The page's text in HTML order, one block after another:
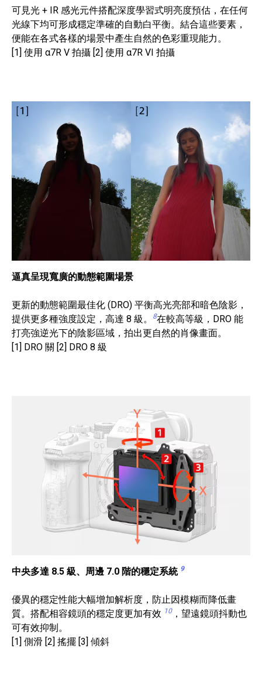
可見光 + IR 感光元件搭配深度學習式明亮度預估，在任何
光線下均可形成穩定準確的自動白平衡。結合這些要素，
便能在各式各樣的場景中產生自然的色彩重現能力。
[1] 使用 α7R V 拍攝 [2] 使用 α7R VI 拍攝
逼真呈現寬廣的動態範圍場景
更新的動態範圍最佳化 (DRO) 平衡高光亮部和暗色陰影，
提供更多種強度設定，高達 8 級。
8在較高等級，DRO 能
打亮強逆光下的陰影區域，拍出更自然的肖像畫面。
[1] DRO 關 [2] DRO 8 級
中央多達 8.5 級、周邊 7.0 階的穩定系統 9
優異的穩定性能大幅增加解析度，防止因模糊而降低畫
質。搭配相容鏡頭的穩定度更加有效 10，望遠鏡頭抖動也
可有效抑制。
[1] 側滑 [2] 搖擺 [3] 傾斜